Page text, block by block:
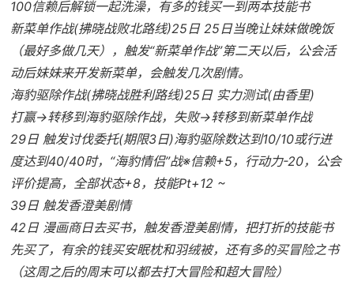
100信赖后解锁一起洗澡，有多的钱买一到两本技能书
新菜单作战(拂晓战败北路线)25日 25日当晚让妹妹做晚饭
（最好多做几天），触发“新菜单作战”第二天以后，公会活
动后妹妹来开发新菜单，会触发几次剧情。
海豹驱除作战(拂晓战胜利路线)25日 实力测试(由香里)
打赢→转移到海豹驱除作战，失败→转移到新菜单作战
29日 触发讨伐委托(期限3日)海豹驱除数达到10/10或行进
度达到40/40时，“海豹情侣”战※信赖+5，行动力-20，公会
评价提高，全部状态+8，技能Pt+12 ~
39日 触发香澄美剧情
42日 漫画商日去买书，触发香澄美剧情，把打折的技能书
先买了，有余的钱买安眠枕和羽绒被，还有多的买冒险之书
（这周之后的周末可以都去打大冒险和超大冒险）